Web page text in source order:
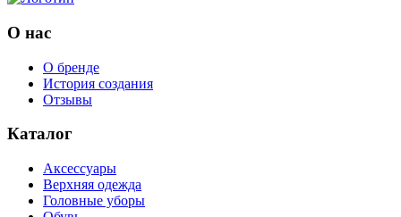
О нас
О бренде
История создания
Отзывы
Каталог
Аксессуары
Верхняя одежда
Головные уборы